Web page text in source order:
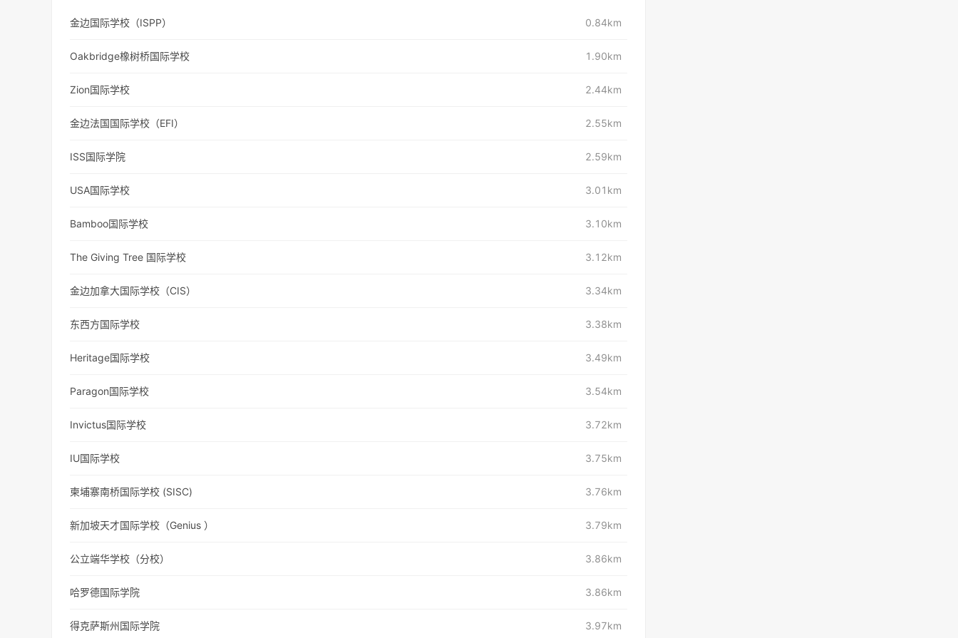
金边国际学校（ISPP） 0.84km
Oakbridge橡树桥国际学校 1.90km
Zion国际学校 2.44km
金边法国国际学校（EFI） 2.55km
ISS国际学院 2.59km
USA国际学校 3.01km
Bamboo国际学校 3.10km
The Giving Tree 国际学校 3.12km
金边加拿大国际学校（CIS） 3.34km
东西方国际学校 3.38km
Heritage国际学校 3.49km
Paragon国际学校 3.54km
Invictus国际学校 3.72km
IU国际学校 3.75km
柬埔寨南桥国际学校 (SISC) 3.76km
新加坡天才国际学校（Genius ） 3.79km
公立端华学校（分校） 3.86km
哈罗德国际学院 3.86km
得克萨斯州国际学院 3.97km